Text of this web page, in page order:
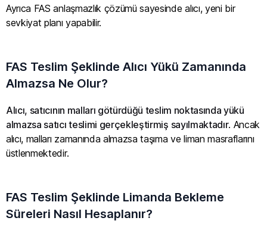
Ayrıca FAS anlaşmazlık çözümü sayesinde alıcı, yeni bir
sevkiyat planı yapabilir.
FAS Teslim Şeklinde Alıcı Yükü Zamanında
Almazsa Ne Olur?
Alıcı, satıcının malları götürdüğü teslim noktasında yükü
almazsa satıcı teslimi gerçekleştirmiş sayılmaktadır. Ancak
alıcı, malları zamanında almazsa taşıma ve liman masraflarını
üstlenmektedir.
FAS Teslim Şeklinde Limanda Bekleme
Süreleri Nasıl Hesaplanır?